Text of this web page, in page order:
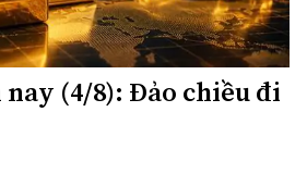
nay (4/8): Đảo chiều đi